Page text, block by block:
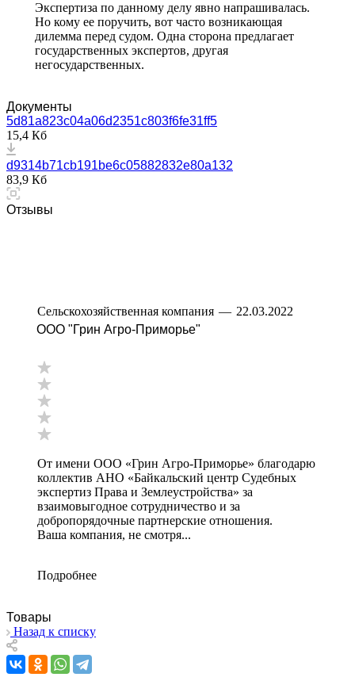
Экспертиза по данному делу явно напрашивалась.
Но кому ее поручить, вот часто возникающая
дилемма перед судом. Одна сторона предлагает
государственных экспертов, другая
негосударственных.
Документы
5d81a823c04a06d2351c803f6fe31ff5
15,4 Кб
d9314b71cb191be6c05882832e80a132
83,9 Кб
Отзывы
Сельскохозяйственная компания — 22.03.2022
ООО "Грин Агро-Приморье"
От имени ООО «Грин Агро-Приморье» благодарю
коллектив АНО «Байкальский центр Судебных
экспертиз Права и Землеустройства» за
взаимовыгодное сотрудничество и за
добропорядочные партнерские отношения.
Ваша компания, не смотря...
Подробнее
Товары
Назад к списку